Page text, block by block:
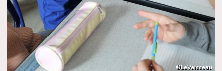
©LeVaisseau